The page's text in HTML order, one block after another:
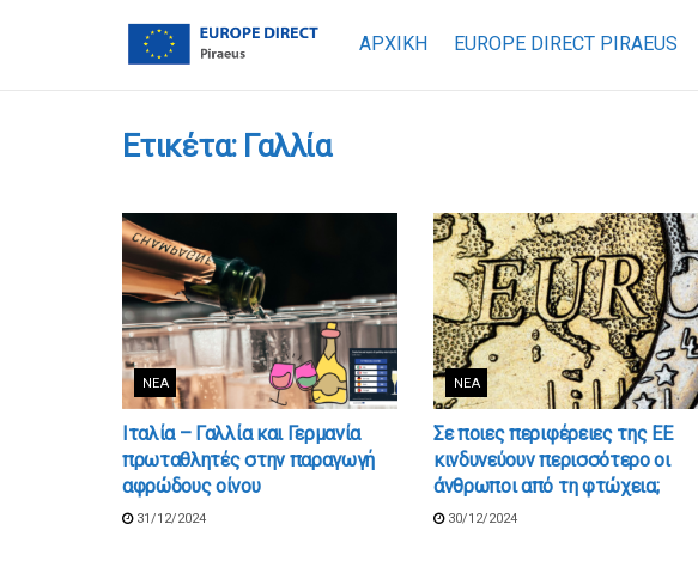
ΑΡΧΙΚΗ EUROPE DIRECT PIRAEUS
Ετικέτα: Γαλλία
ΝΈΑ
Ιταλία – Γαλλία και Γερμανία
πρωταθλητές στην παραγωγή
αφρώδους οίνου
31/12/2024
ΝΈΑ
Σε ποιες περιφέρειες της ΕΕ
κινδυνεύουν περισσότερο οι
άνθρωποι από τη φτώχεια;
30/12/2024